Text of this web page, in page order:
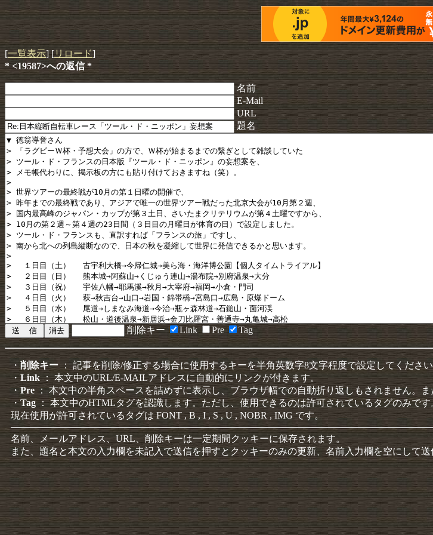
[一覧表示] [リロード]
* <19587>への返信 *
名前
E-Mail
URL
題名
削除キー Link Pre Tag
・ 削除キー： 記事を削除/修正する場合に使用するキーを半角英数字8文字程度で設定してくださ
・Link： 本文中のURL/E-MAILアドレスに自動的にリンクが付きます。
・Pre ： 本文中の半角スペースを詰めずに表示し、ブラウザ幅での自動折り返しもされません。ま
・Tag： 本文中のHTMLタグを認識します。ただし、使用できるのは許可されているタグのみです
現在使用が許可されているタグは FONT , B , I , S , U , NOBR , IMG です。
名前、メールアドレス、URL、削除キーは一定期間クッキーに保存されます。
また、題名と本文の入力欄を未記入で送信を押すとクッキーのみの更新、名前入力欄を空にして